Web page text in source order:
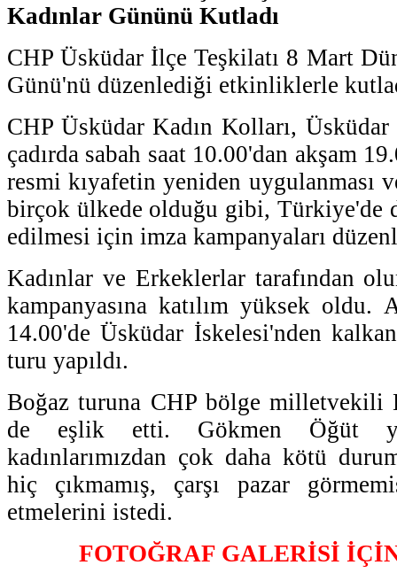
Kadınlar Gününü Kutladı
CHP Üsküdar İlçe Teşkilatı 8 Mart
Günü'nü düzenlediği etkinliklerle
CHP Üsküdar Kadın Kolları, Üsküdar
çadırda sabah saat 10.00'dan akşam
resmi kıyafetin yeniden uygulanması
birçok ülkede olduğu gibi, Türkiye'de
edilmesi için imza kampanyaları
Kadınlar ve Erkeklerlar tarafından
kampanyasına katılım yüksek oldu.
14.00'de Üsküdar İskelesi'nden
turu yapıldı.
Boğaz turuna CHP bölge milletvekili
de eşlik etti. Gökmen Öğüt
kadınlarımızdan çok daha kötü
hiç çıkmamış, çarşı pazar
etmelerini istedi.
FOTOĞRAF GALERİSİ